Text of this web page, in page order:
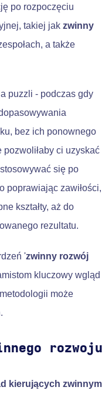
po rozpoczęciu
takiej jak zwinny
a także
puzzli - podczas gdy
bez ich ponownego
ci uzyskać
się po
poprawiając zawiłości,
kształty, aż do
rezultatu.
'zwinny rozwój
kluczowy wgląd
może
rozwoju
kierujących zwinnym